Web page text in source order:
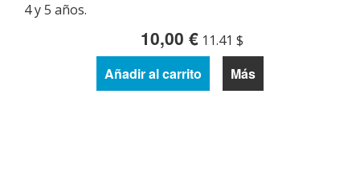
4 y 5 años.
10,00 € 11.41 $
Añadir al carrito Más